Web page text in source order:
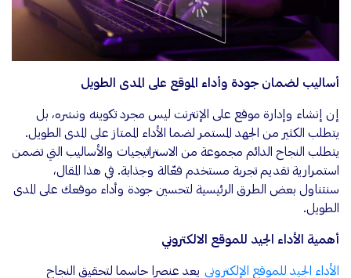
أساليب لضمان جودة وأداء الموقع على المدى الطويل
إن إنشاء وإدارة موقع على الإنترنت ليس مجرد تكوينه ونشره، بل
يتطلب الكثير من الجهد المستمر لضما الأداء الممتاز على المدى الطويل.
يتطلب النجاح الدائم مجموعة من الاستراتيجيات والأساليب التي تضمن
استمرارية تقديم تجربة مستخدم فعّالة وجذابة. في هذا المقال،
سنتناول بعض الطرق الرئيسية لتحسين جودة وأداء موقعك على المدى
الطويل.
أهمية الأداء الجيد للموقع الالكتروني
الأداء الجيد للموقع الإلكتروني يعد عنصرا حاسما لتحقيق النجاح